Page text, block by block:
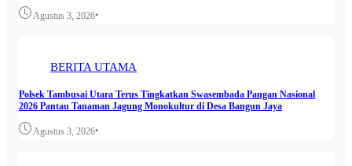
Agustus 3, 2026•
BERITA UTAMA
Polsek Tambusai Utara Terus Tingkatkan Swasembada Pangan Nasional
2026 Pantau Tanaman Jagung Monokultur di Desa Bangun Jaya
Agustus 3, 2026•